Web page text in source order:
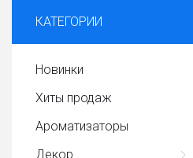
КАТЕГОРИИ
Новинки
Хиты продаж
Ароматизаторы
Декор